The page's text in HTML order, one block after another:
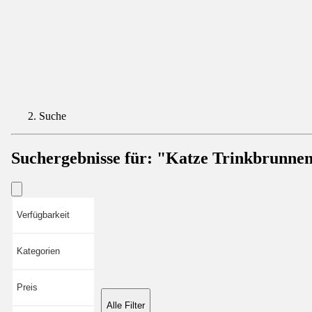
Suche
Suchergebnisse für: "Katze
Verfügbarkeit
Kategorien
Preis
Alle Filter